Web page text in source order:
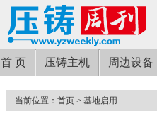
首 页 压铸主机 周边设备
当前位置： 首页 > 基地启用